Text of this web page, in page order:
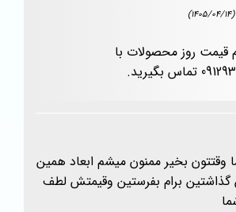
(1405/04/14)
قیمت روز محصولات با
وقتتون بخیر ممنون میشم ابعاد همین
برام بفرستین وقیمتش لطف